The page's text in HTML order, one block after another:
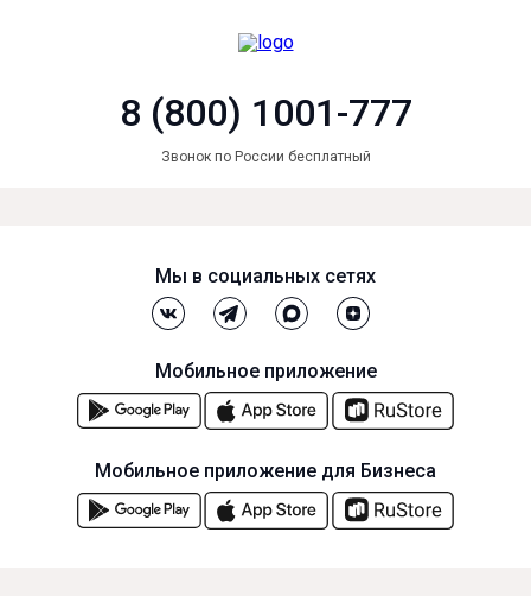
8 (800) 1001-777
Звонок по России бесплатный
Мы в социальных сетях
Мобильное приложение
Мобильное приложение для Бизнеса